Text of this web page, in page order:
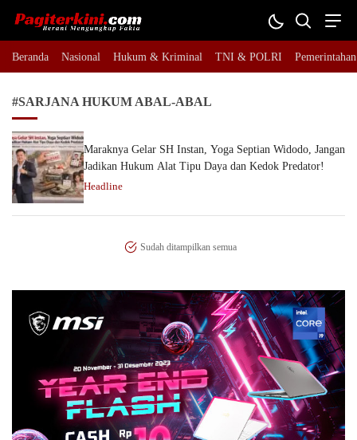
Pagiterkini.com
Berani Mengungkap Fakta
Beranda Nasional Hukum & Kriminal TNI & POLRI Pemerintahan
#SARJANA HUKUM ABAL-ABAL
Maraknya Gelar SH Instan, Yoga Septian Widodo, Jangan
Jadikan Hukum Alat Tipu Daya dan Kedok Predator!
Headline
Sudah ditampilkan semua